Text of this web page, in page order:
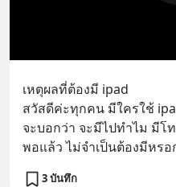
เหตุผลที่ต้องมี ipad
สวัสดีค่ะทุกคน มีใครใช้
จะบอกว่า จะมีไปทำไม มี
พอแล้ว ไม่จำเป็นต้องมีหรอ
3 บันทึก